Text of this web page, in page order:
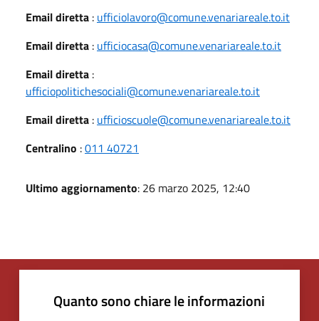
Email diretta : ufficiolavoro@comune.venariareale.to.it
Email diretta : ufficiocasa@comune.venariareale.to.it
Email diretta :
ufficiopolitichesociali@comune.venariareale.to.it
Email diretta : ufficioscuole@comune.venariareale.to.it
Centralino :011 40721
Ultimo aggiornamento: 26 marzo 2025, 12:40
Quanto sono chiare le informazioni